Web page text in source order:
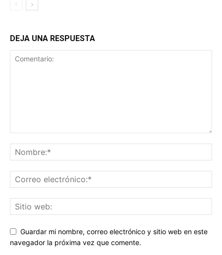
DEJA UNA RESPUESTA
Guardar mi nombre, correo electrónico y sitio web en este
navegador la próxima vez que comente.